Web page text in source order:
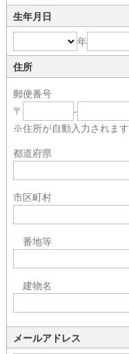
生年月日
年
住所
郵便番号
〒
-
※住所が自動入力されます
都道府県
市区町村
番地等
建物名
メールアドレス